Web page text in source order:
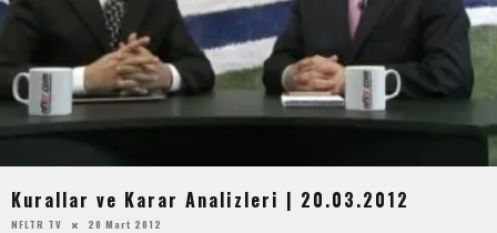
Kurallar ve Karar Analizleri | 20.03.2012
NFLTR TV 20 Mart 2012